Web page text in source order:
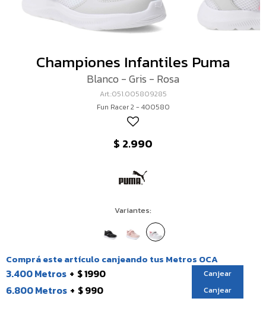
Championes Infantiles Puma
Blanco - Gris - Rosa
051.005809285
Fun Racer 2 - 400580
$ 2.990
Variantes:
Comprá este artículo canjeando tus Metros OCA
3.400 Metros $ 1990 Canjear
6.800 Metros $ 990 Canjear